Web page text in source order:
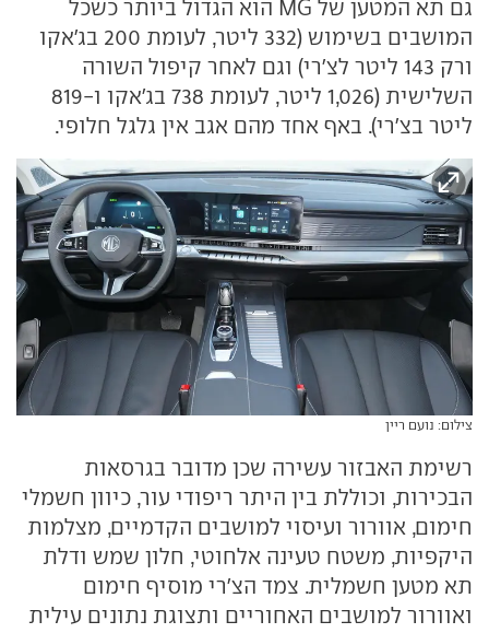
גם תא המטען של MG הוא הגדול ביותר כשכל
המושבים בשימוש (332 ליטר, לעומת 200 בג'אקו
ורק 143 ליטר לצ'רי) וגם לאחר קיפול השורה
השלישית (1,026 ליטר, לעומת 738 בג'אקו ו-819
ליטר בצ'רי). באף אחד מהם אגב אין גלגל חלופי.
צילום: נועם ריין
רשימת האבזור עשירה שכן מדובר בגרסאות
הבכירות, וכוללת בין היתר ריפודי עור, כיוון חשמלי
חימום, אוורור ועיסוי למושבים הקדמיים, מצלמות
היקפיות, משטח טעינה אלחוטי, חלון שמש ודלת
תא מטען חשמלית. צמד הצ'רי מוסיף חימום
ואוורור למושבים האחוריים ותצוגת נתונים עילית